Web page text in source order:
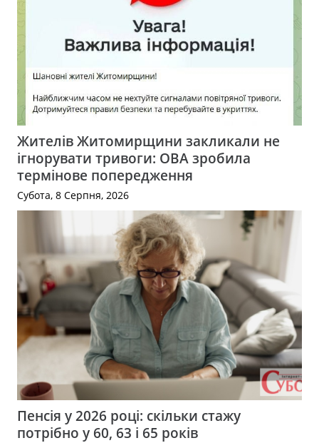
Жителів Житомирщини закликали не
ігнорувати тривоги: ОВА зробила
термінове попередження
Субота, 8 Серпня, 2026
Пенсія у 2026 році: скільки стажу
потрібно у 60, 63 і 65 років